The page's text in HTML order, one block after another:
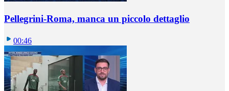
Pellegrini-Roma, manca un piccolo dettaglio
00:46